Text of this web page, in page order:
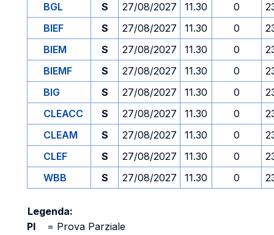
BGL S 27/08/2027 11.30 0
BIEF
S 27/08/2027 11.30 0
BIEM
S 27/08/2027 11.30 0
BIEMF
S 27/08/2027 11.30 0
BIG
S 27/08/2027 11.30 0
CLEACC
S 27/08/2027 11.30 0
CLEAM
S 27/08/2027 11.30 0
CLEF
S 27/08/2027 11.30 0
WBB
S 27/08/2027 11.30 0
Legenda:
PI
= Prova Parziale